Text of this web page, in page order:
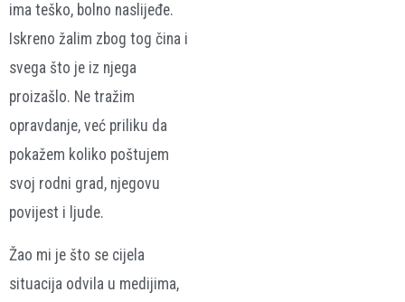
ima teško, bolno naslijeđe.
Iskreno žalim zbog tog čina i
svega što je iz njega
proizašlo. Ne tražim
opravdanje, već priliku da
pokažem koliko poštujem
svoj rodni grad, njegovu
povijest i ljude.
Žao mi je što se cijela
situacija odvila u medijima,